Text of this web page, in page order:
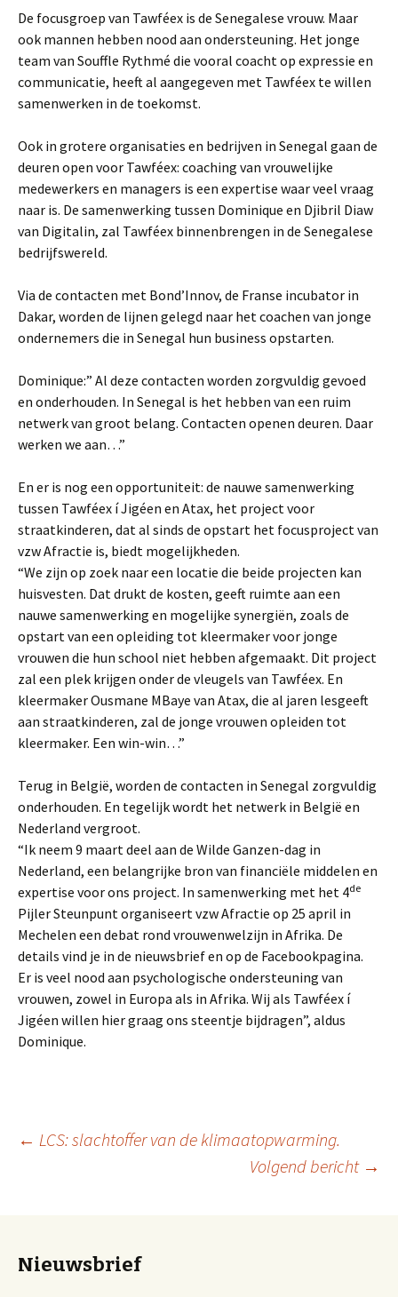
De focusgroep van Tawféex is de Senegalese vrouw. Maar
ook mannen hebben nood aan ondersteuning. Het jonge
team van Souffle Rythmé die vooral coacht op expressie en
communicatie, heeft al aangegeven met Tawféex te willen
samenwerken in de toekomst.
Ook in grotere organisaties en bedrijven in Senegal gaan de
deuren open voor Tawféex: coaching van vrouwelijke
medewerkers en managers is een expertise waar veel vraag
naar is. De samenwerking tussen Dominique en Djibril Diaw
van Digitalin, zal Tawféex binnenbrengen in de Senegalese
bedrijfswereld.
Via de contacten met Bond’Innov, de Franse incubator in
Dakar, worden de lijnen gelegd naar het coachen van jonge
ondernemers die in Senegal hun business opstarten.
Dominique:” Al deze contacten worden zorgvuldig gevoed
en onderhouden. In Senegal is het hebben van een ruim
netwerk van groot belang. Contacten openen deuren. Daar
werken we aan…”
En er is nog een opportuniteit: de nauwe samenwerking
tussen Tawféex í Jigéen en Atax, het project voor
straatkinderen, dat al sinds de opstart het focusproject van
vzw Afractie is, biedt mogelijkheden.
“We zijn op zoek naar een locatie die beide projecten kan
huisvesten. Dat drukt de kosten, geeft ruimte aan een
nauwe samenwerking en mogelijke synergiën, zoals de
opstart van een opleiding tot kleermaker voor jonge
vrouwen die hun school niet hebben afgemaakt. Dit project
zal een plek krijgen onder de vleugels van Tawféex. En
kleermaker Ousmane MBaye van Atax, die al jaren lesgeeft
aan straatkinderen, zal de jonge vrouwen opleiden tot
kleermaker. Een win-win…”
Terug in België, worden de contacten in Senegal zorgvuldig
onderhouden. En tegelijk wordt het netwerk in België en
Nederland vergroot.
“Ik neem 9 maart deel aan de Wilde Ganzen-dag in
Nederland, een belangrijke bron van financiële middelen en
expertise voor ons project. In samenwerking met het 4de
Pijler Steunpunt organiseert vzw Afractie op 25 april in
Mechelen een debat rond vrouwenwelzijn in Afrika. De
details vind je in de nieuwsbrief en op de Facebookpagina.
Er is veel nood aan psychologische ondersteuning van
vrouwen, zowel in Europa als in Afrika. Wij als Tawféex í
Jigéen willen hier graag ons steentje bijdragen”, aldus
Dominique.
Berichtnavigatie
← LCS: slachtoffer van de klimaatopwarming.
Volgend bericht →
Nieuwsbrief